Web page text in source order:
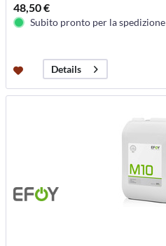
48,50 €
Subito pronto per la spedizione
Details